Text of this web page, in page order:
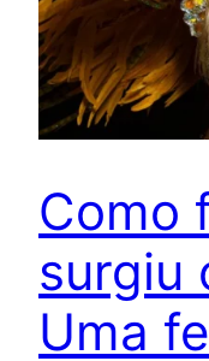
Como
surgiu
Uma